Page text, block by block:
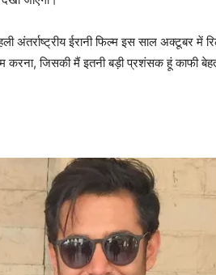
अंतर्राष्ट्रीय ईरानी फिल्म इस साल अक्टूबर में
जिसकी मैं इतनी बड़ी प्रशंसक हूं काफी